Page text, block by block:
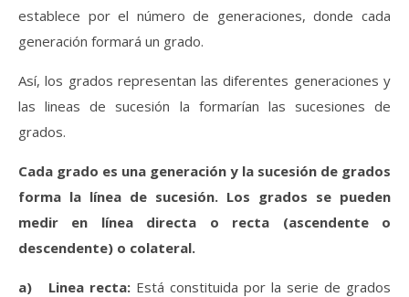
establece por el número de generaciones, donde cada
generación formará un grado.
Así, los grados representan las diferentes generaciones y
las lineas de sucesión la formarían las sucesiones de
grados.
Cada grado es una generación y la sucesión de grados
forma la línea de sucesión. Los grados se pueden
medir en líneadirecta o
recta (ascendente o
descendente) o colateral.
a) Linea recta: Está constituida por la serie de grados